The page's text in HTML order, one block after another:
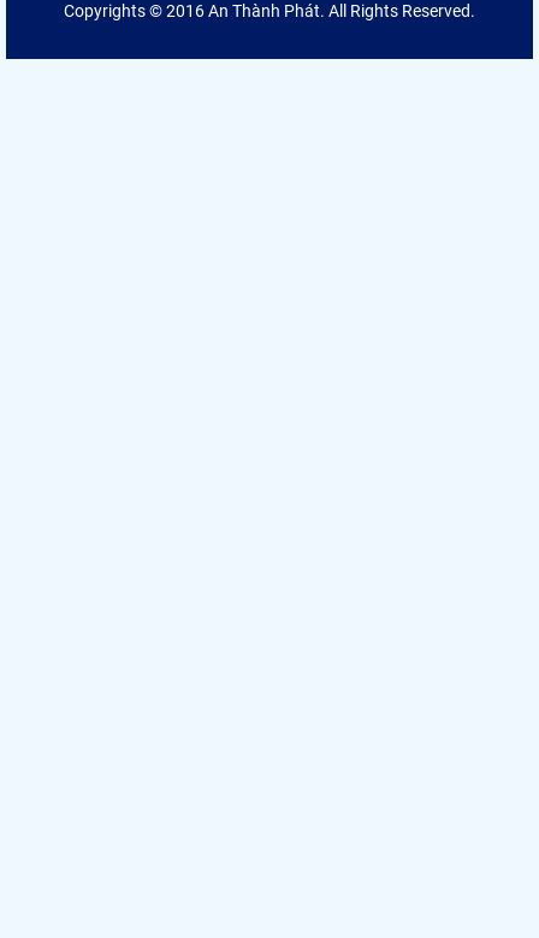
Copyrights © 2016 An Thành Phát. All Rights Reserved.